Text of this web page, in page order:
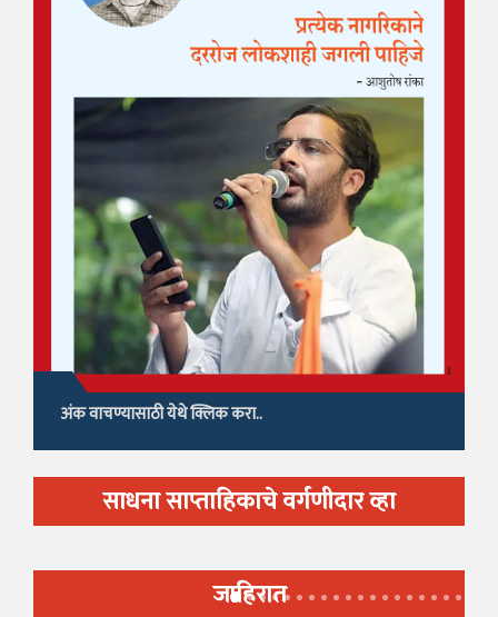
अंक वाचण्यासाठी येथे क्लिक करा..
साधना साप्ताहिकाचे वर्गणीदार व्हा
जाहिरात